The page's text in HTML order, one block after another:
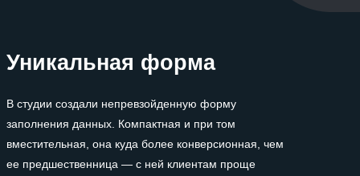
Уникальная форма
В студии создали непревзойденную форму
заполнения данных. Компактная и при том
вместительная, она куда более конверсионная, чем
ее предшественница — с ней клиентам проще